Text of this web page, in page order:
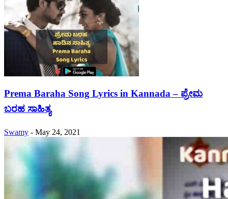
Prema Baraha Song Lyrics in Kannada – ಪ್ರೇಮ
ಬರಹ ಸಾಹಿತ್ಯ
Swamy - May 24, 2021